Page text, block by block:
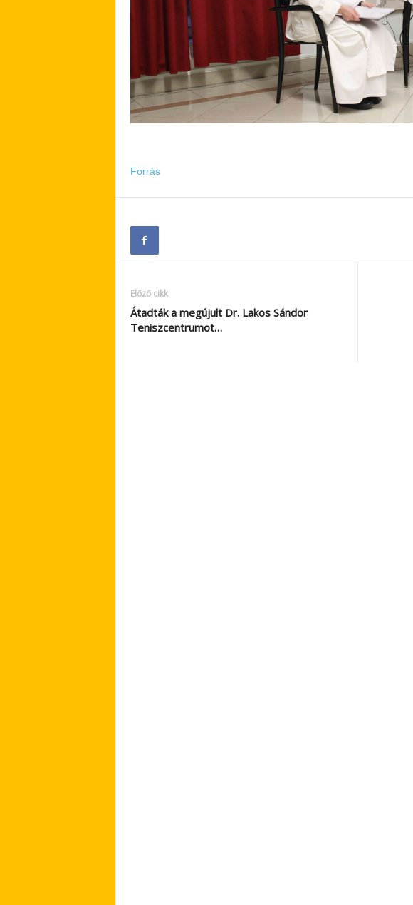
Forrás
Előző cikk
Átadták a megújult Dr. Lakos Sándor
Teniszcentrumot…